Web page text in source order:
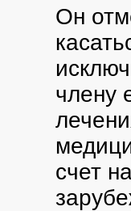
Он
члену
счет